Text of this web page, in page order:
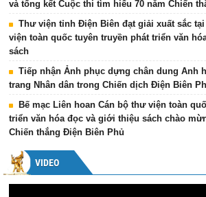
và tổng kết Cuộc thi tìm hiểu 70 năm Chiến
Thư viện tỉnh Điện Biên đạt giải xuất sắc
viện toàn quốc tuyên truyền phát triển văn
sách
Tiếp nhận Ảnh phục dựng chân dung Anh
trang Nhân dân trong Chiến dịch Điện Biên
Bế mạc Liên hoan Cán bộ thư viện toàn
triển văn hóa đọc và giới thiệu sách chào
Chiến thắng Điện Biên Phủ
VIDEO